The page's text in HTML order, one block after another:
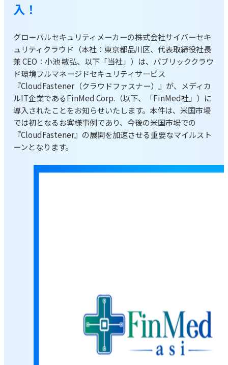
入！
グローバルセキュリティメーカーの株式会社サイバーセキ
ュリティクラウド（本社：東京都品川区、代表取締役社長
兼 CEO：小池 敏弘、以下「当社」）は、パブリッククラウ
ド環境フルマネージドセキュリティサービス
『CloudFastener（クラウドファスナー）』が、メディカ
ルIT企業であるFinMed Corp.（以下、「FinMed社」）に
導入されたことをお知らせいたします。本件は、米国市場
では初となるお客様事例であり、今後の米国市場での
『CloudFastener』の展開を加速させる重要なマイルスト
ーンとなります。